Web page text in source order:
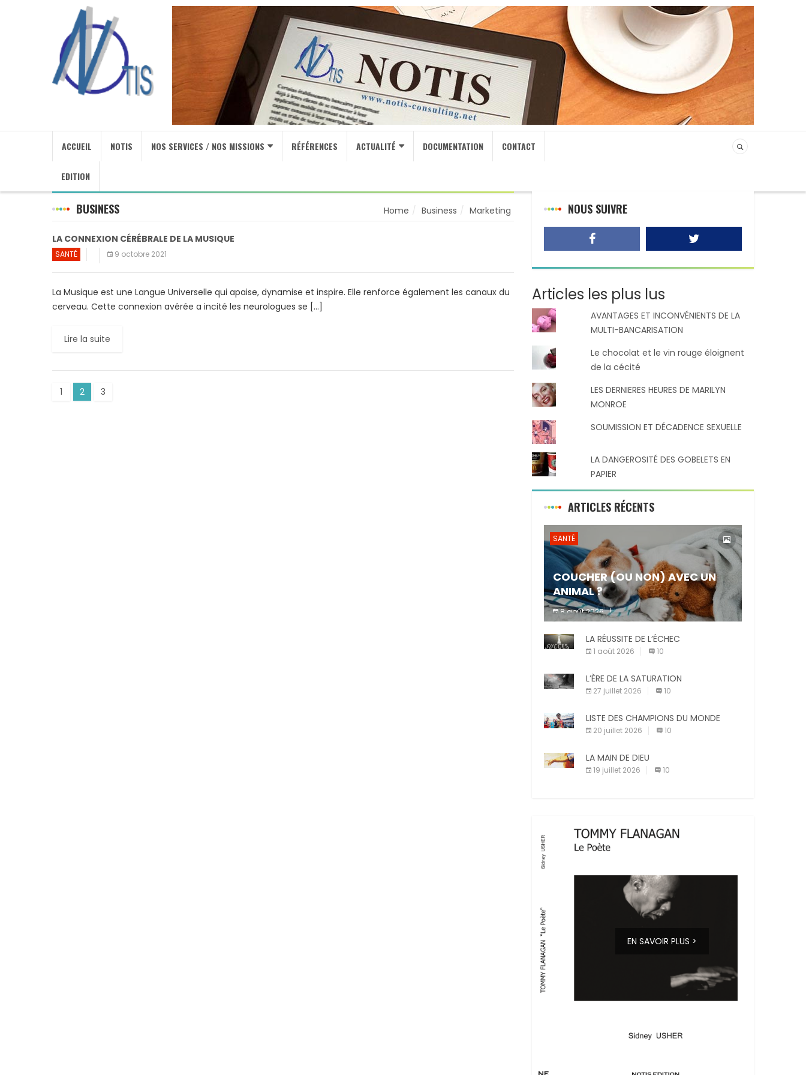
ACCUEIL NOTIS NOS SERVICES / NOS MISSIONS RÉFÉRENCES ACTUALITÉ DOCUMENTATION CONTACT
EDITION
BUSINESS Home Business Marketing
LA CONNEXION CÉRÉBRALE DE LA MUSIQUE
SANTÉ 9 octobre 2021
La Musique est une Langue Universelle qui apaise, dynamise et inspire. Elle renforce également les canaux du
cerveau. Cette connexion avérée a incité les neurologues se […]
Lire la suite
1 2 3
NOUS SUIVRE
Articles les plus lus
AVANTAGES ET INCONVÉNIENTS DE LA
MULTI-BANCARISATION
Le chocolat et le vin rouge éloignent
de la cécité
LES DERNIERES HEURES DE MARILYN
MONROE
SOUMISSION ET DÉCADENCE SEXUELLE
LA DANGEROSITÉ DES GOBELETS EN
PAPIER
ARTICLES RÉCENTS
SANTÉ
COUCHER (OU NON) AVEC UN
ANIMAL ?
8 août 2026
compagnie est un sujet très controversé.
Les adeptes affirment que la présence de
LA RÉUSSITE DE L’ÉCHEC
1 août 2026 10
L’ÈRE DE LA SATURATION
27 juillet 2026 10
LISTE DES CHAMPIONS DU MONDE
20 juillet 2026 10
LA MAIN DE DIEU
19 juillet 2026 10
EN SAVOIR PLUS >